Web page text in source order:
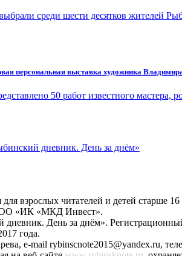
среди шести десятков жителей
персональная выставка художника
50 работ известного
дневник. День за днём»
взрослых читателей и детей старше 16
«ИК «МКД Инвест».
дневник. День за днём».
года.
e-mail rybinscnote2015@yandex.ru,